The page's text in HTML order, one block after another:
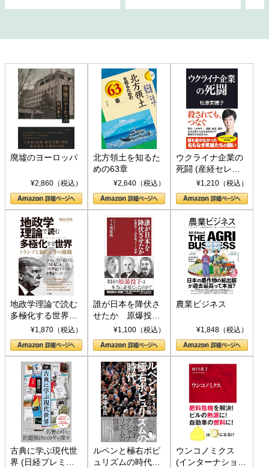
廃墟のヨーロッパ
¥2,860（税込）
北方領土を知るた
めの63章
¥2,640（税込）
ウクライナ企業の
死闘 (産経セレク
ト S 039)¥1,210（税込）
地政学理論で読む
多極化する世界：
トランプとBRICS
の挑戦
¥1,870（税込）
誰が日本を降伏さ
せたか 原爆投
下、ソ連参戦、そ
して聖断 (PHP新
書)
¥1,100（税込）
農業ビジネス
¥1,848（税込）
古典に学ぶ現代世
界 (日経プレミア
ルペンと極右ポピ
ュリズムの時代：
ウンコノミクス
(インターナショナ